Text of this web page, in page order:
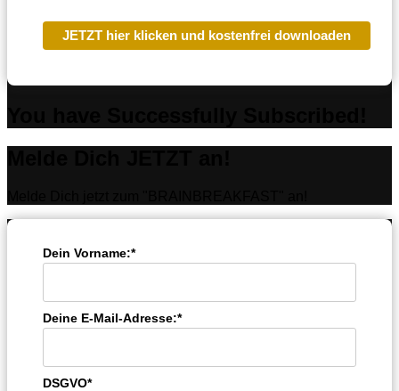
JETZT hier klicken und kostenfrei downloaden
Dein Vorname:*
Deine E-Mail-Adresse:*
DSGVO*